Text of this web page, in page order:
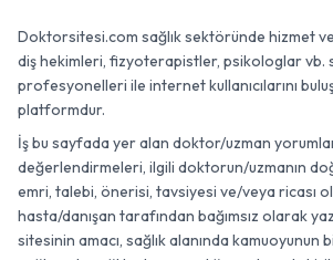
Doktorsitesi.com sağlık sektöründe hizmet
diş hekimleri, fizyoterapistler, psikologlar vb.
profesyonelleri ile internet kullanıcılarını
platformdur.
İş bu sayfada yer alan doktor/uzman
değerlendirmeleri, ilgili doktorun/uzmanın
emri, talebi, önerisi, tavsiyesi ve/veya ricası
hasta/danışan tarafından bağımsız olarak
sitesinin amacı, sağlık alanında kamuoyunun